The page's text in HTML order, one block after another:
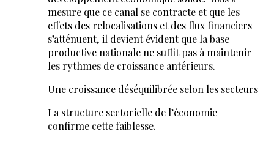
mesure que ce canal se contracte et que les
effets des relocalisations et des flux financiers
s’atténuent, il devient évident que la base
productive nationale ne suffit pas à maintenir
les rythmes de croissance antérieurs.
Une croissance déséquilibrée selon les secteurs
La structure sectorielle de l’économie
confirme cette faiblesse.